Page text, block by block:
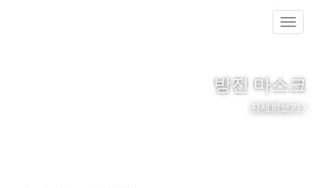
방진 마스크
자세히보기